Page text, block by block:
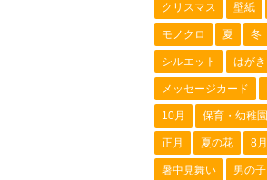
クリスマス 壁紙
モノクロ 夏 冬
シルエット はがき
メッセージカード
10月 保育・幼稚園
正月 夏の花 8月
暑中見舞い 男の子